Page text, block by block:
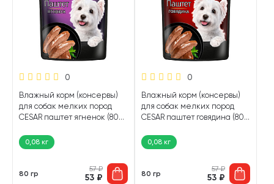
0
Влажный корм (консервы)
для собак мелких пород
CESAR паштет ягненок (80
0,08 кг
80 гр
57₽
53 ₽
0
Влажный корм (консервы)
для собак мелких пород
CESAR паштет говядина (80
0,08 кг
80 гр
57₽
53 ₽